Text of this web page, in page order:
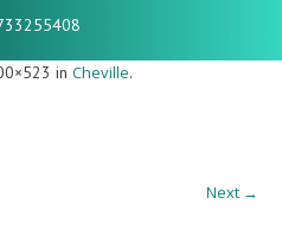
in Cheville.
Next →